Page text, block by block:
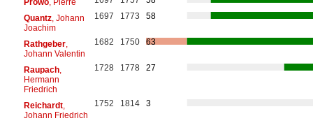
Quantz, Johann
Joachim
1697 1773 58
Rathgeber,
Johann Valentin
1682 1750 63
Raupach,
Hermann
Friedrich
1728 1778 27
Reichardt,
Johann Friedrich
1752 1814 3